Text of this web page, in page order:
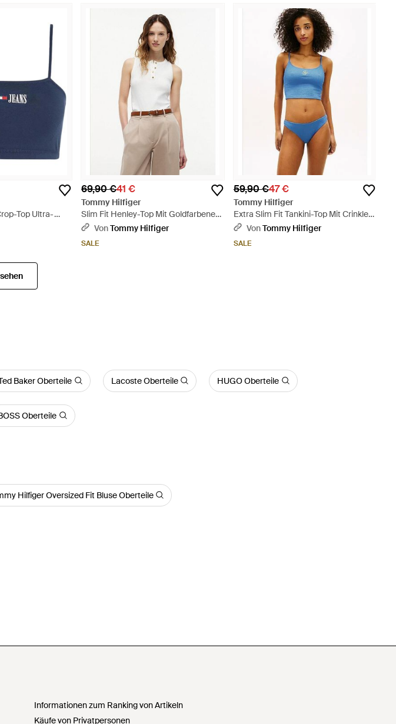
Top Ultra-
69,90 €41 €
Tommy Hilfiger
Slim Fit Henley-Top Mit Goldfarbenen
Knöpfen - Weiß
VonTommy Hilfiger
SALE
59,90 €47 €
Tommy Hilfiger
Extra Slim Fit Tankini-Top Mit Crinkle-
Look - Blau
VonTommy Hilfiger
SALE
Baker Oberteile Lacoste Oberteile HUGO Oberteile
Oberteile
Hilfiger Oversized Fit Bluse Oberteile
Informationen zum Ranking von Artikeln
Käufe von Privatpersonen